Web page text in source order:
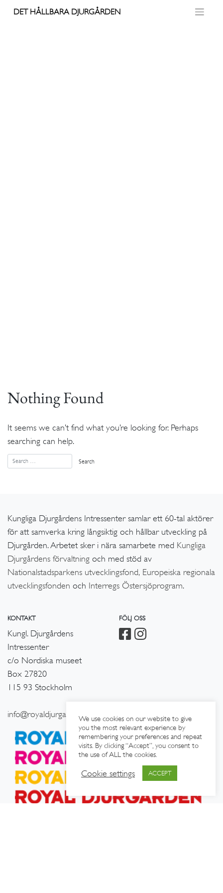
DET HÅLLBARA DJURGÅRDEN
Nothing Found
It seems we can’t find what you’re looking for. Perhaps
searching can help.
Kungliga Djurgårdens Intressenter samlar ett 60-tal aktörer
för att samverka kring långsiktig och hållbar utveckling på
Djurgården. Arbetet sker i nära samarbete med Kungliga
Djurgårdens förvaltning och med stöd av
Nationalstadsparkens utvecklingsfond, Europeiska regionala
utvecklingsfonden och Interregs Östersjöprogram.
KONTAKT
Kungl. Djurgårdens
Intressenter
c/o Nordiska museet
Box 27820
115 93 Stockholm
info@royaldjurgarden.se
FÖLJ OSS
We use cookies on our website to give
you the most relevant experience by
remembering your preferences and repeat
visits. By clicking “Accept”, you consent to
the use of ALL the cookies.
Cookie settings ACCEPT